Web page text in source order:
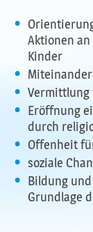
Aktionen
Kinder
Vermittlung
Eröffnung
durch
Offenheit
soziale
Bildung
Grundlage